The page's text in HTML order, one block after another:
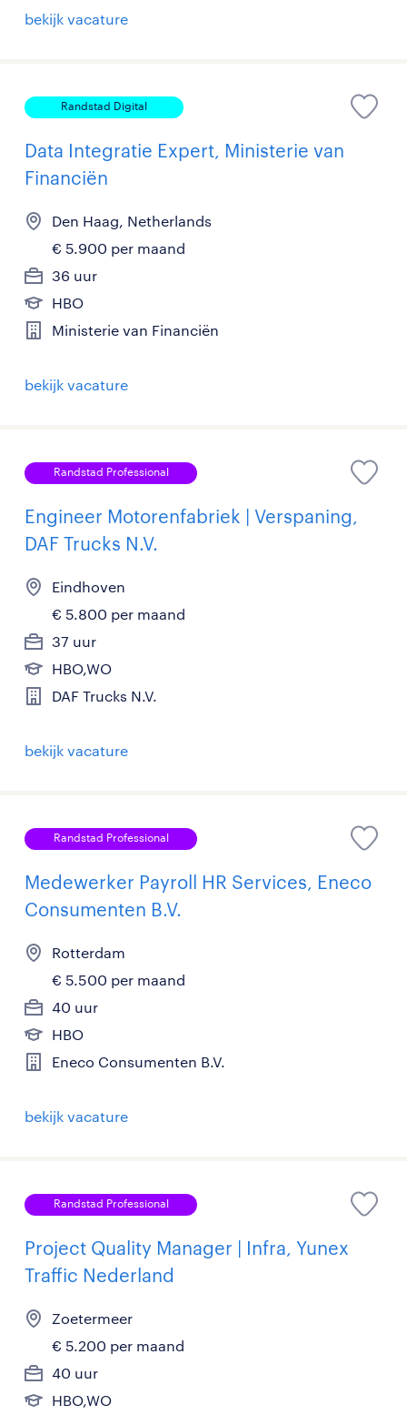
bekijk vacature
Randstad Digital
Data Integratie Expert, Ministerie van
Financiën
Den Haag, Netherlands
€ 5.900 per maand
36 uur
HBO
Ministerie van Financiën
bekijk vacature
Randstad Professional
Engineer Motorenfabriek | Verspaning,
DAF Trucks N.V.
Eindhoven
€ 5.800 per maand
37 uur
HBO,WO
DAF Trucks N.V.
bekijk vacature
Randstad Professional
Medewerker Payroll HR Services, Eneco
Consumenten B.V.
Rotterdam
€ 5.500 per maand
40 uur
HBO
Eneco Consumenten B.V.
bekijk vacature
Randstad Professional
Project Quality Manager | Infra, Yunex
Traffic Nederland
Zoetermeer
€ 5.200 per maand
40 uur
HBO,WO